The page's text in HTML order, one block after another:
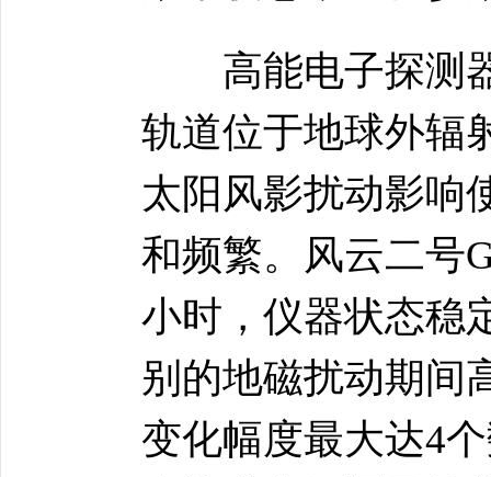
高能电子探测器
轨道位于地球外辐
太阳风影扰动影响
和频繁。风云二号
小时，仪器状态稳
别的地磁扰动期间
变化幅度最大达4